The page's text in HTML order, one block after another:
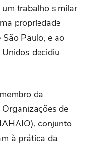
um trabalho similar
propriedade
Paulo, e ao
decidiu
da
de
conjunto
à prática da